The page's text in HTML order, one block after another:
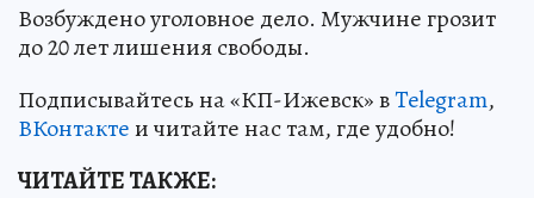
Возбуждено уголовное дело. Мужчине грозит
до 20 лет лишения свободы.
Подписывайтесь на «КП-Ижевск» вTelegram,
ВКонтактеи читайте нас там, где удобно!
ЧИТАЙТЕ ТАКЖЕ: